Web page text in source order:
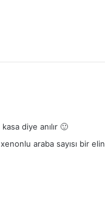
diye anılır 🙂
araba sayısı bir elin